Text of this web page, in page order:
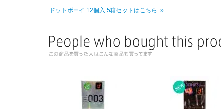
ドットボーイ 12個入 5箱セットはこちら »